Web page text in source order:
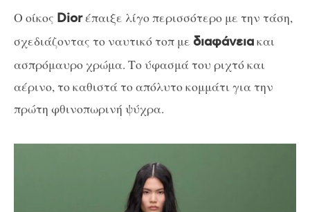
Ο οίκος Diorέπαιξε λίγο περισσότερο με την τάση,
σχεδιάζοντας το ναυτικό τοπ με διαφάνειακαι
ασπρόμαυρο χρώμα. Το ύφασμά του ριχτό και
αέρινο, το καθιστά το απόλυτο κομμάτι για την
πρώτη φθινοπωρινή ψύχρα.